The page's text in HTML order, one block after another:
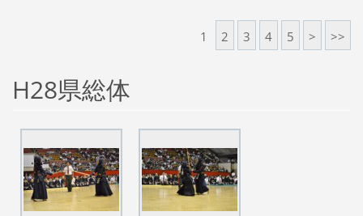
1 2 3 4 5 > >>
H28県総体